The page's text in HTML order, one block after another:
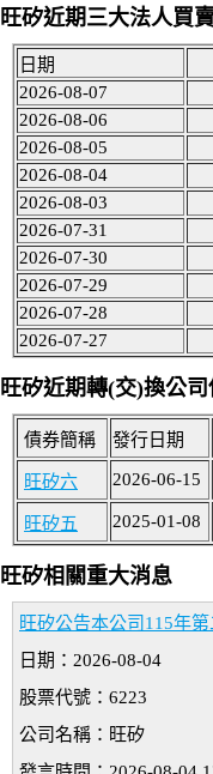
旺矽近期三大法人買賣
日期
2026-08-07
2026-08-06
2026-08-05
2026-08-04
2026-08-03
2026-07-31
2026-07-30
2026-07-29
2026-07-28
2026-07-27
旺矽近期轉(交)換公司
債券簡稱 發行日期
旺矽六 2026-06-15
旺矽五 2025-01-08
旺矽相關重大消息
旺矽公告本公司115年
日期：2026-08-04
股票代號：6223
公司名稱：旺矽